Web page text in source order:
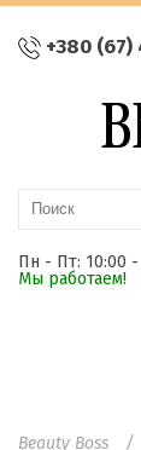
+380 (67)
Пн - Пт: 10:00 -
Мы работаем!
Beauty Boss